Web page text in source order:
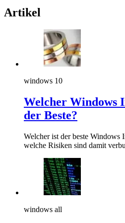
Artikel
windows 10
Welcher Windows
der Beste?
Welcher ist der beste Windows
welche Risiken sind damit
windows all